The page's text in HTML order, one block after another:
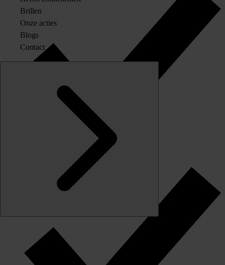
Originele merkglazen op sterkte
Brillen
Onze acties
Blogs
Contact